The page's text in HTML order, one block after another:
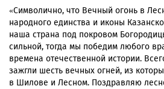
«Символично, что Вечный огонь в
народного единства и иконы
наша страна под покровом
сильной, тогда мы победим любого
времена отечественной истории.
зажгли шесть вечных огней, из
в Шилове и Лесном. Поздравляю